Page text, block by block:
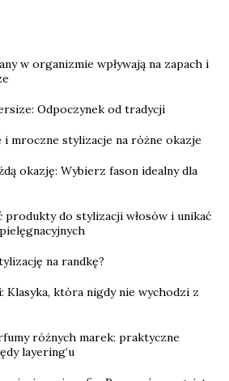
w organizmie wpływają na zapach i
Odpoczynek od tradycji
i mroczne stylizacje na różne okazje
okazję: Wybierz fason idealny dla
produkty do stylizacji włosów i unikać
na randkę?
Klasyka, która nigdy nie wychodzi z
różnych marek: praktyczne
layering’u